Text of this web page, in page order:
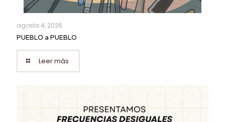
agosto 4, 2026
PUEBLO a PUEBLO
Leer más